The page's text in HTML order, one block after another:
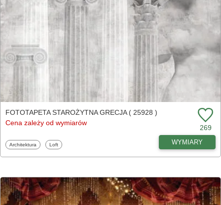
FOTOTAPETA STAROŻYTNA GRECJA ( 25928 )
Cena zależy od wymiarów
269
Fototapety
Architektura Fototapety
Loft WYMIARY